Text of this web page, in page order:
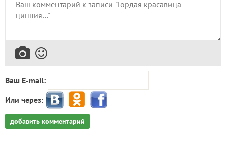
Ваш E-mail:
Или через:
добавить комментарий